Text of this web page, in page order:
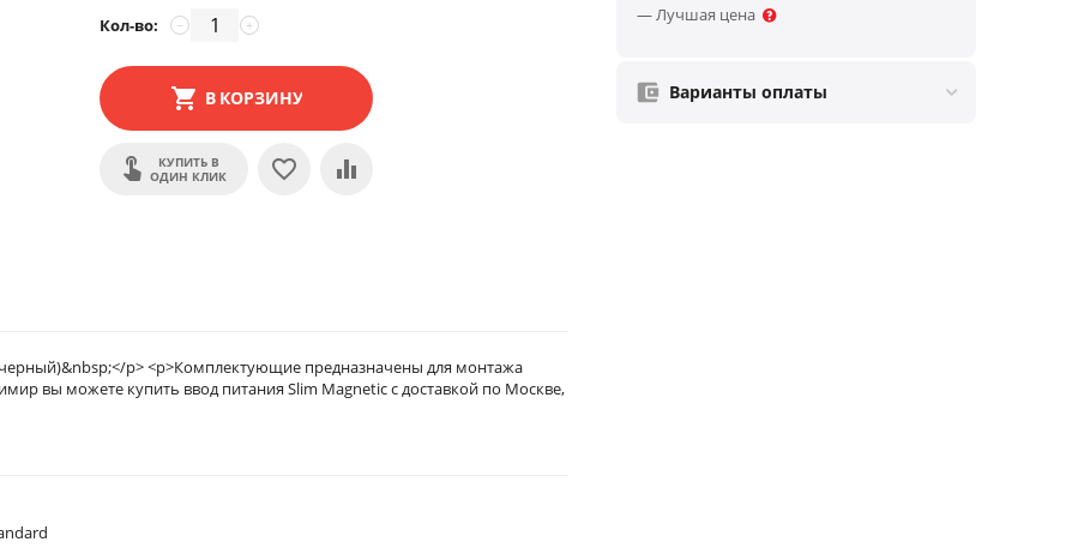
Кол-во: +
−
В КОРЗИНУ
КУПИТЬ В
ОДИН КЛИК
— Лучшая цена
Варианты оплаты
p> <p>Комплектующие предназначены для монтажа
вы можете купить ввод питания Slim Magnetic с доставкой по Москве,